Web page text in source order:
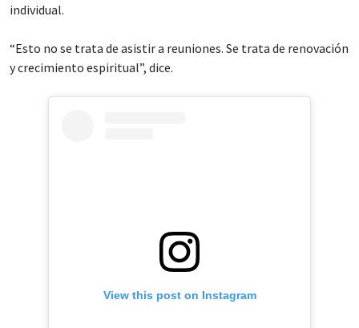
individual.
“Esto no se trata de asistir a reuniones. Se trata de renovación
y crecimiento espiritual”, dice.
View this post on Instagram